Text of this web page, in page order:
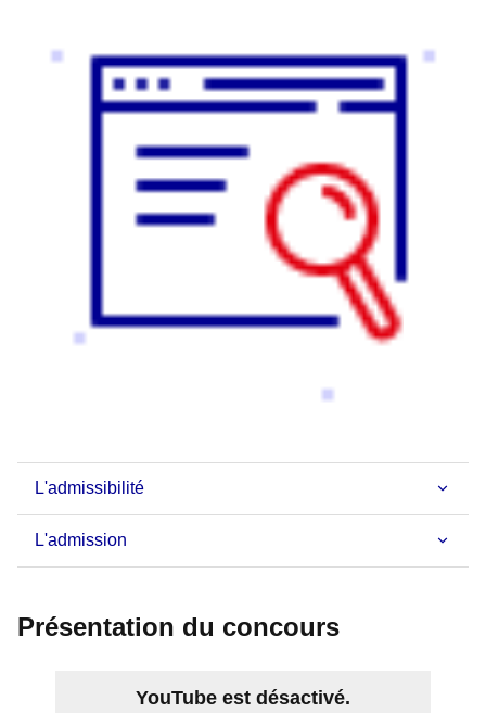
L'admissibilité
L'admission
Présentation du concours
YouTube est désactivé.